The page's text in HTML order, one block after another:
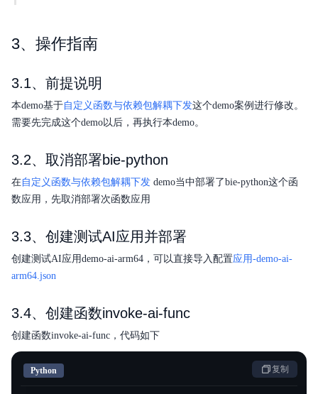
3、操作指南
3.1、前提说明
本demo基于自定义函数与依赖包解耦下发这个demo案例进行修改。
需要先完成这个demo以后，再执行本demo。
3.2、取消部署bie-python
在自定义函数与依赖包解耦下发 demo当中部署了bie-python这个函
数应用，先取消部署次函数应用
3.3、创建测试AI应用并部署
创建测试AI应用demo-ai-arm64，可以直接导入配置应用-demo-ai-
arm64.json
3.4、创建函数invoke-ai-func
创建函数invoke-ai-func，代码如下
Python 复制